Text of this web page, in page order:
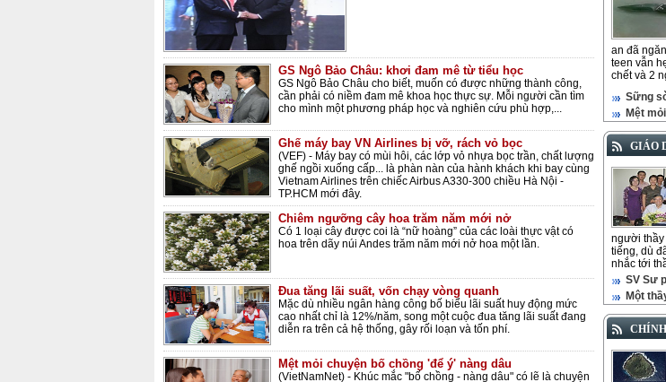
GS Ngô Bảo Châu: khơi đam mê từ tiểu học
GS Ngô Bảo Châu cho biết, muốn có được những thành công,
cần phải có niềm đam mê khoa học thực sự. Mỗi người cần tìm
cho mình một phương pháp học và nghiên cứu phù hợp,...
Ghế máy bay VN Airlines bị vỡ, rách vỏ bọc
(VEF) - Máy bay có mùi hôi, các lớp vỏ nhựa bọc trần, chất lượng
ghế ngồi xuống cấp... là phàn nàn của hành khách khi bay cùng
Vietnam Airlines trên chiếc Airbus A330-300 chiều Hà Nội -
TP.HCM mới đây.
Chiêm ngưỡng cây hoa trăm năm mới nở
Có 1 loại cây được coi là “nữ hoàng” của các loài thực vật có
hoa trên dãy núi Andes trăm năm mới nở hoa một lần.
Đua tăng lãi suất, vốn chạy vòng quanh
Mặc dù nhiều ngân hàng công bố biểu lãi suất huy động mức
cao nhất chỉ là 12%/năm, song một cuộc đua tăng lãi suất đang
diễn ra trên cả hệ thống, gây rối loạn và tốn phí.
Mệt mỏi chuyện bố chồng 'để ý' nàng dâu
(VietNamNet) - Khúc mắc "bố chồng - nàng dâu" có lẽ là chuyện
an đã
teen vẫn
chết và 2
Sững
Mệt
GIÁO
người thầy
tiếng, dù
nhắc tới
SV Sư
Một